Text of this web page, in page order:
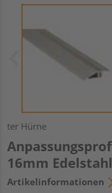
ter Hürne
16mm Edelstahl
Artikelinformationen